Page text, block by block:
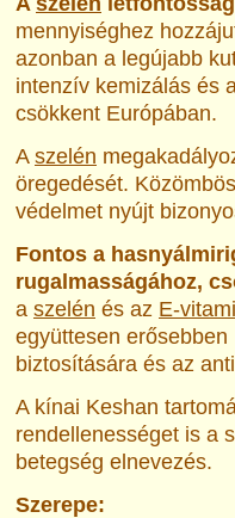
mennyiséghez
azonban a legújabb
intenzív kemizálás és
csökkent Európában.
A szelén
öregedését.
védelmet nyújt
Fontos a
rugalmasságához,
a szelén és az E-
együttesen
biztosítására és az
A kínai Keshan
rendellenességet is a
betegség elnevezés.
Szerepe: